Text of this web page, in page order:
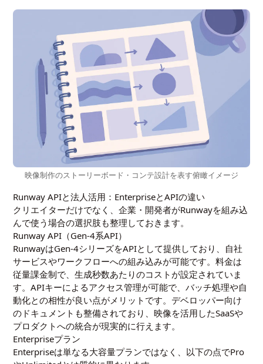
映像制作のストーリーボード・コンテ設計を表す俯瞰イメージ
Runway APIと法人活用：EnterpriseとAPIの違い
クリエイターだけでなく、企業・開発者がRunwayを組み込
んで使う場合の選択肢も整理しておきます。
Runway API（Gen-4系API）
RunwayはGen-4シリーズをAPIとして提供しており、自社
サービスやワークフローへの組み込みが可能です。料金は
従量課金制で、生成秒数あたりのコストが設定されていま
す。APIキーによるアクセス管理が可能で、バッチ処理や自
動化との相性が良い点がメリットです。デベロッパー向け
のドキュメントも整備されており、映像を活用したSaaSや
プロダクトへの統合が現実的に行えます。
Enterpriseプラン
Enterpriseは単なる大容量プランではなく、以下の点でPro